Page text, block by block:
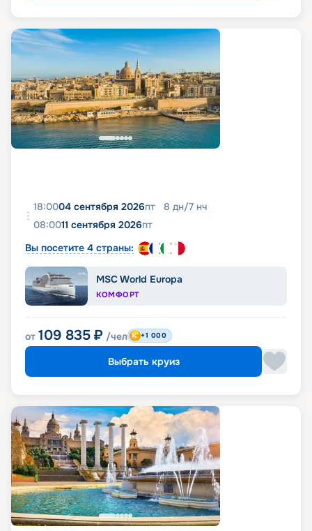
18:0004 сентября 2026пт 8 дн/7 нч
08:0011 сентября 2026пт
Вы посетите 4 страны:
MSC World Europa
КОМФОРТ
от 109 835 ₽ /чел +1 000
Выбрать круиз